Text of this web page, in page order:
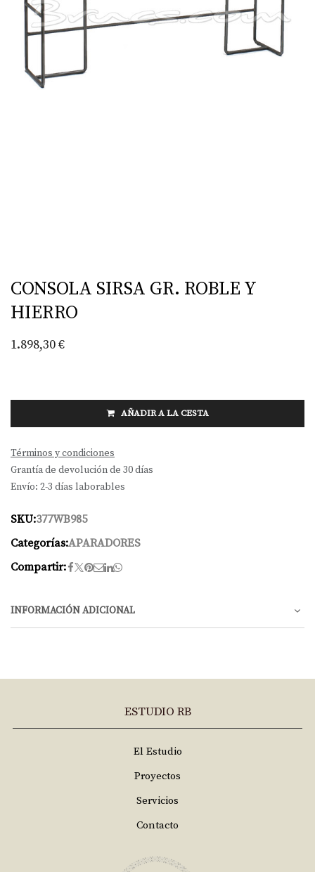
CONSOLA SIRSA GR. ROBLE Y
HIERRO
1.898,30€
AÑADIR A LA CESTA
Términos y condiciones
Grantía de devolución de 30 días
Envío: 2-3 días laborables
SKU:377WB985
Categorías:APARADORES
Compartir:
INFORMACIÓN ADICIONAL
ESTUDIO RB
El Estudio
Proyectos
Servicios
Contacto